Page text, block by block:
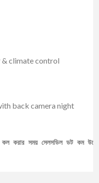
& climate control
back camera night
কল করার সময় সেলসডিল ডট কম